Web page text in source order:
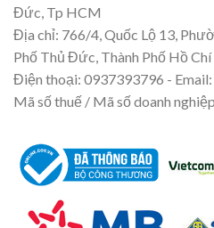
Đức, Tp HCM
Địa chỉ: 766/4, Quốc Lộ 13,
Phố Thủ Đức, Thành Phố Hồ
Điện thoại: 0937393796 -
Mã số thuế / Mã số doanh